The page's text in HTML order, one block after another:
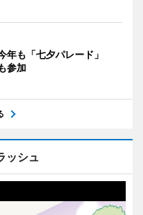
年も「七夕パレード」
参加
ッシュ